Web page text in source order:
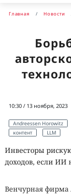
Главная Новости
10:30 / 13 ноября, 2023
Andreessen Horowitz
контент
LLM
Инвесторы
доходов, если ИИ
Венчурная фирма